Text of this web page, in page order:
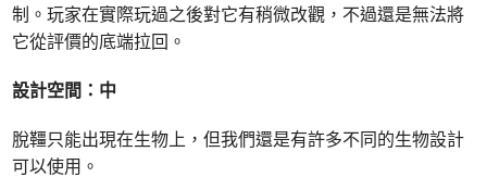
制。玩家在實際玩過之後對它有稍微改觀，不過還是無法將
它從評價的底端拉回。
設計空間：中
脫韁只能出現在生物上，但我們還是有許多不同的生物設計
可以使用。